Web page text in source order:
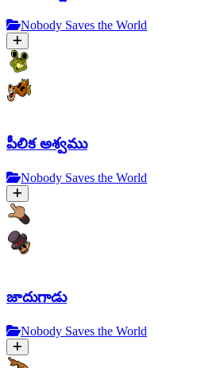
Nobody Saves the World
పీలిక అశ్వము
Nobody Saves the World
జాదుగాడు
Nobody Saves the World